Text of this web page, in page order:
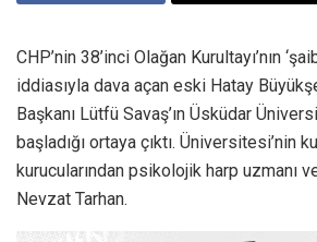
CHP’nin 38’inci Olağan Kurultayı’nın
iddiasıyla dava açan eski Hatay
Başkanı Lütfü Savaş’ın Üsküdar
başladığı ortaya çıktı. Üniversitesi’nin
kurucularından psikolojik harp uzmanı
Nevzat Tarhan.